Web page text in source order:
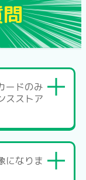
ードのみ
スストア
になりま